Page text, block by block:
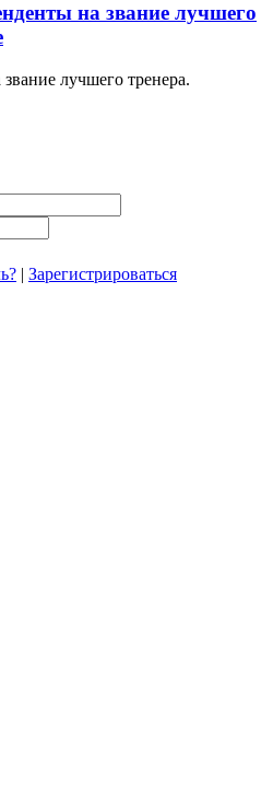
на звание лучшего
лучшего тренера.
| Зарегистрироваться